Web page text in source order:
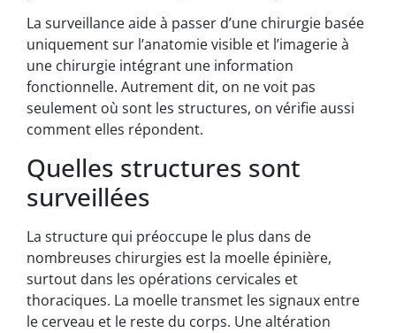
La surveillance aide à passer d’une chirurgie basée
uniquement sur l’anatomie visible et l’imagerie à
une chirurgie intégrant une information
fonctionnelle. Autrement dit, on ne voit pas
seulement où sont les structures, on vérifie aussi
comment elles répondent.
Quelles structures sont
surveillées
La structure qui préoccupe le plus dans de
nombreuses chirurgies est la moelle épinière,
surtout dans les opérations cervicales et
thoraciques. La moelle transmet les signaux entre
le cerveau et le reste du corps. Une altération